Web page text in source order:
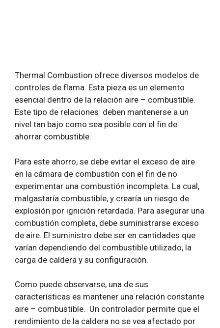
Thermal Combustion ofrece diversos modelos de
controles de flama. Esta pieza es un elemento
esencial dentro de la relación aire – combustible.
Este tipo de relaciones deben mantenerse a un
nivel tan bajo como sea posible con el fin de
ahorrar combustible.
Para este ahorro, se debe evitar el exceso de aire
en la cámara de combustión con el fin de no
experimentar una combustión incompleta. La cual,
malgastaría combustible, y crearía un riesgo de
explosión por ignición retardada. Para asegurar una
combustión completa, debe suministrarse exceso
de aire. El suministro debe ser en cantidades que
varían dependiendo del combustible utilizado, la
carga de caldera y su configuración.
Como puede observarse, una de sus
características es mantener una relación constante
aire – combustible. Un controlador permite que el
rendimiento de la caldera no se vea afectado por